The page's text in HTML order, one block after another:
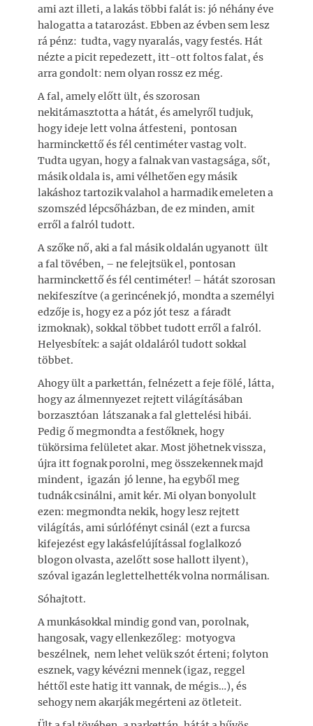
ami azt illeti, a lakás többi falát is: jó néhány éve
halogatta a tatarozást. Ebben az évben sem lesz
rá pénz: tudta, vagy nyaralás, vagy festés. Hát
nézte a picit repedezett, itt-ott foltos falat, és
arra gondolt: nem olyan rossz ez még.
A fal, amely előtt ült, és szorosan
nekitámasztotta a hátát, és amelyről tudjuk,
hogy ideje lett volna átfesteni, pontosan
harminckettő és fél centiméter vastag volt.
Tudta ugyan, hogy a falnak van vastagsága, sőt,
másik oldala is, ami vélhetően egy másik
lakáshoz tartozik valahol a harmadik emeleten a
szomszéd lépcsőházban, de ez minden, amit
erről a falról tudott.
A szőke nő, aki a fal másik oldalán ugyanott ült
a fal tövében, – ne felejtsük el, pontosan
harminckettő és fél centiméter! – hátát szorosan
nekifeszítve (a gerincének jó, mondta a személyi
edzője is, hogy ez a póz jót tesz a fáradt
izmoknak), sokkal többet tudott erről a falról.
Helyesbítek: a saját oldaláról tudott sokkal
többet.
Ahogy ült a parkettán, felnézett a feje fölé, látta,
hogy az álmennyezet rejtett világításában
borzasztóan látszanak a fal glettelési hibái.
Pedig ő megmondta a festőknek, hogy
tükörsima felületet akar. Most jöhetnek vissza,
újra itt fognak porolni, meg összekennek majd
mindent, igazán jó lenne, ha egyből meg
tudnák csinálni, amit kér. Mi olyan bonyolult
ezen: megmondta nekik, hogy lesz rejtett
világítás, ami súrlófényt csinál (ezt a furcsa
kifejezést egy lakásfelújítással foglalkozó
blogon olvasta, azelőtt sose hallott ilyent),
szóval igazán leglettelhették volna normálisan.
Sóhajtott.
A munkásokkal mindig gond van, porolnak,
hangosak, vagy ellenkezőleg: motyogva
beszélnek, nem lehet velük szót érteni; folyton
esznek, vagy kévézni mennek (igaz, reggel
héttől este hatig itt vannak, de mégis…), és
sehogy nem akarják megérteni az ötleteit.